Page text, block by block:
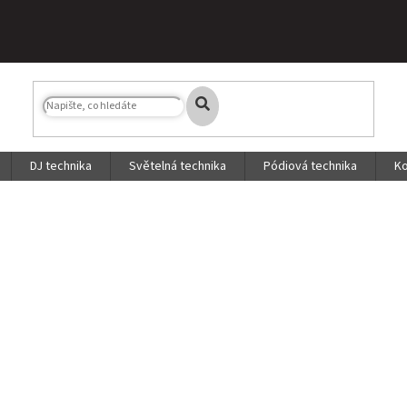
DJ technika Světelná technika Pódiová technika